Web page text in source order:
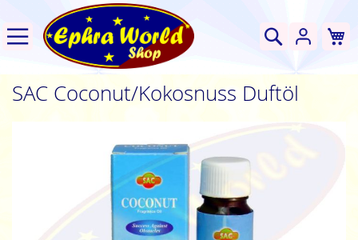
Suche
SAC Coconut/Kokosnuss Duftöl